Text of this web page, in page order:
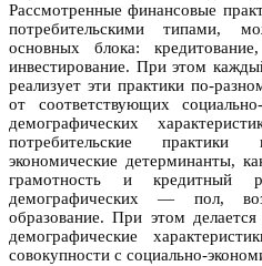
Рассмотренные финансовые
потребительскими типами,
основных блока:
инвестирование. При этом
реализует эти практики по-
от соответствующих
демографических
потребительские
экономические детерминанты,
грамотность и кредитный
демографических — пол,
образование. При этом
демографические
совокупности с социально-